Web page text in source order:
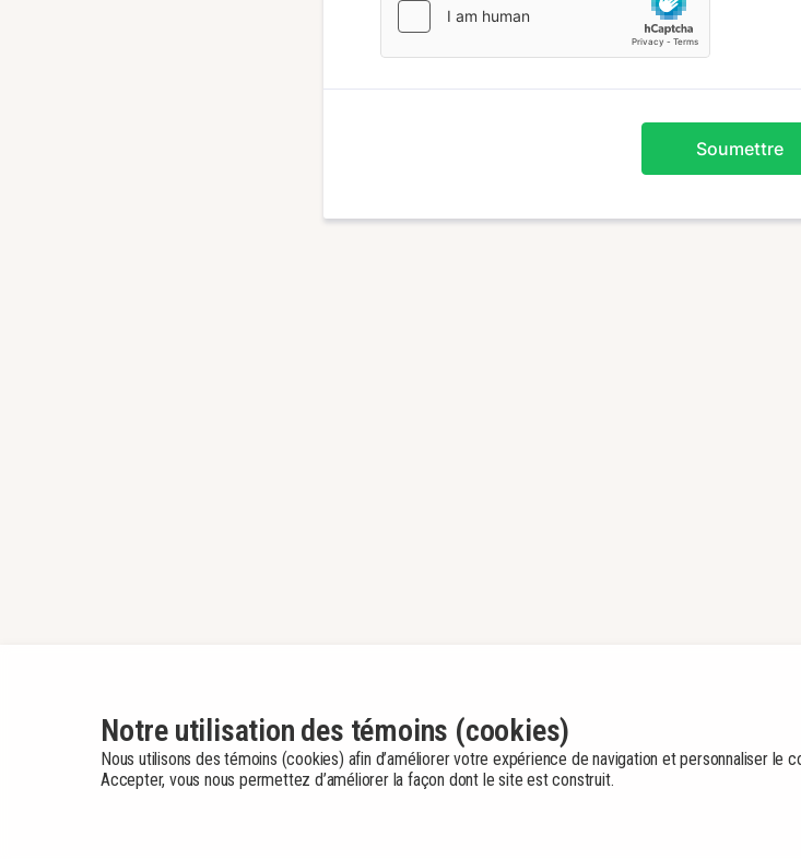
Notre utilisation des témoins (cookies)
Nous utilisons des témoins (cookies) afin d’améliorer votre expérience de navigation et personnaliser le
Accepter, vous nous permettez d’améliorer la façon dont le site est construit.